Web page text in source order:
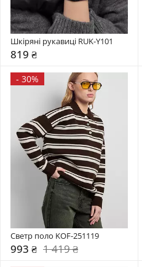
Шкіряні рукавиці RUK-Y101
819 ₴
- 30%
Светр поло KOF-251119
993 ₴ 1 419 ₴